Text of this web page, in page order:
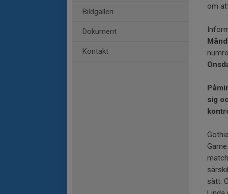
Bildgalleri
Dokument
Kontakt
om
sig
sätt.